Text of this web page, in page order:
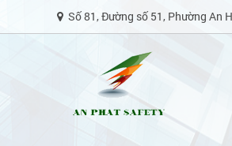
Số 81, Đường số 51, Phường An